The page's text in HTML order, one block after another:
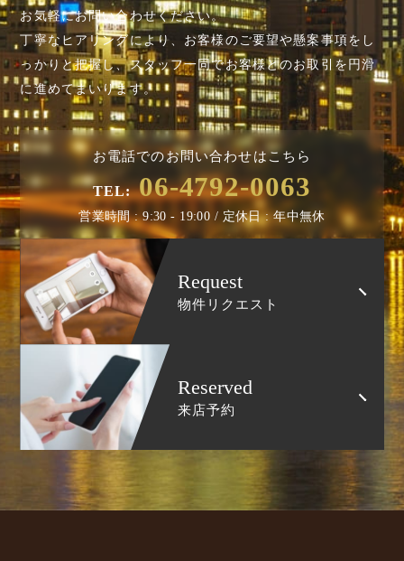
お気軽にお問い合わせください。
丁寧なヒアリングにより、お客様のご要望や懸案事項を し
っかりと把握し、スタッフ一同でお客様とのお取引を円滑
に進めてまいります。
お電話でのお問い合わせはこちら
TEL: 06-4792-0063
営業時間 : 9:30 - 19:00 / 定休日 : 年中無休
Request
物件リクエスト
Reserved
来店予約